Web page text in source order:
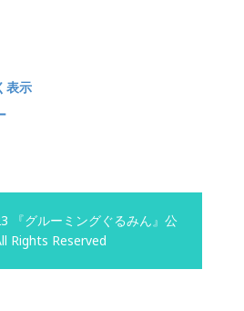
表示
『グルーミングぐるみん』公
Rights Reserved